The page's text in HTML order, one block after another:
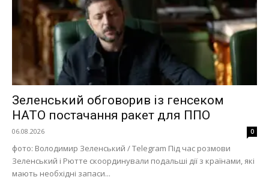
Зеленський обговорив із генсеком
НАТО постачання ракет для ППО
06.08.2026 0
фото: Володимир Зеленський / Telegram Під час розмови
Зеленський і Рютте скоординували подальші дії з країнами, які
мають необхідні запаси...